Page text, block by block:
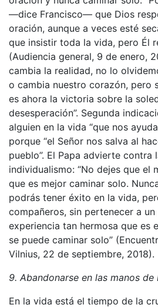
—dice Francisco— que Dios
oración, aunque a veces esté
que insistir toda la vida, pero Él
(Audiencia general, 9 de enero,
cambia la realidad, no lo
o cambia nuestro corazón, pero
es ahora la victoria sobre la
desesperación”. Segunda
alguien en la vida “que nos
porque “el Señor nos salva al
pueblo”. El Papa advierte contra
individualismo: “No dejes que el
que es mejor caminar solo.
podrás tener éxito en la vida,
compañeros, sin pertenecer a un
experiencia tan hermosa que es
se puede caminar solo”
Vilnius, 22 de septiembre, 2018).
9. Abandonarse en las manos de
En la vida está el tiempo de la